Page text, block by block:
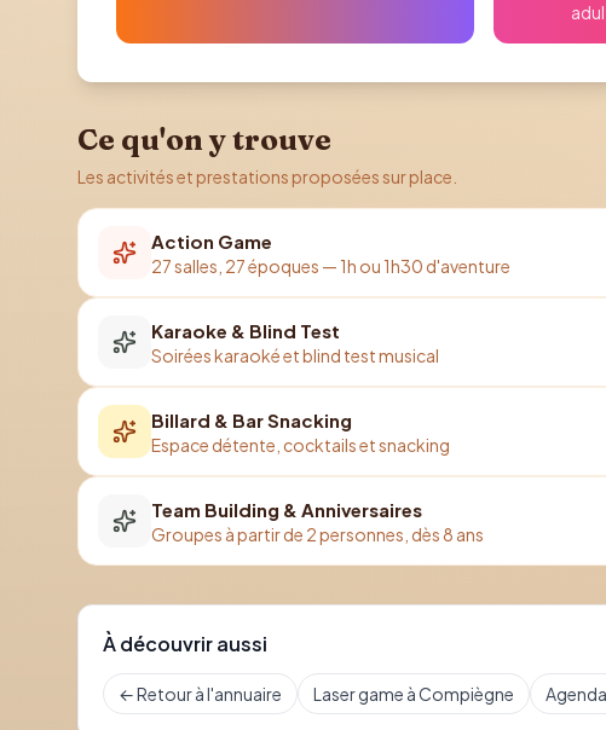
Ce qu'on y trouve
Les activités et prestations proposées sur place.
Action Game
27 salles, 27 époques — 1h ou 1h30 d'aventure
Karaoke & Blind Test
Soirées karaoké et blind test musical
Billard & Bar Snacking
Espace détente, cocktails et snacking
Team Building & Anniversaires
Groupes à partir de 2 personnes, dès 8 ans
À découvrir aussi
← Retour à l'annuaire Laser game à Compiègne